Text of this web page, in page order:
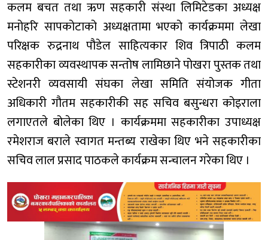
कलम बचत तथा ऋण सहकारी संस्था लिमिटेडका अध्यक्ष
मनोहरि सापकोटाको अध्यक्षतामा भएको कार्यक्रममा लेखा
परिक्षक रुद्रनाथ पौडेल साहित्यकार शिव त्रिपाठी कलम
सहकारीका व्यवस्थापक सन्तोष लामिछाने पोखरा पुस्तक तथा
स्टेशनरी व्यवसायी संघका लेखा समिति संयोजक गीता
अधिकारी गौतम सहकारीकी सह सचिव बसुन्धरा कोइराला
लगाएतले बोलेका थिए । कार्यक्रममा सहकारीका उपाध्यक्ष
रमेशराज बराले स्वागत मन्तब्य राखेका थिए भने सहकारीका
सचिव लाल प्रसाद पाठकले कार्यक्रम सन्चालन गरेका थिए ।